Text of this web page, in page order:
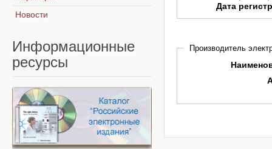
Дата
Производитель
Новости
Информационные
ресурсы